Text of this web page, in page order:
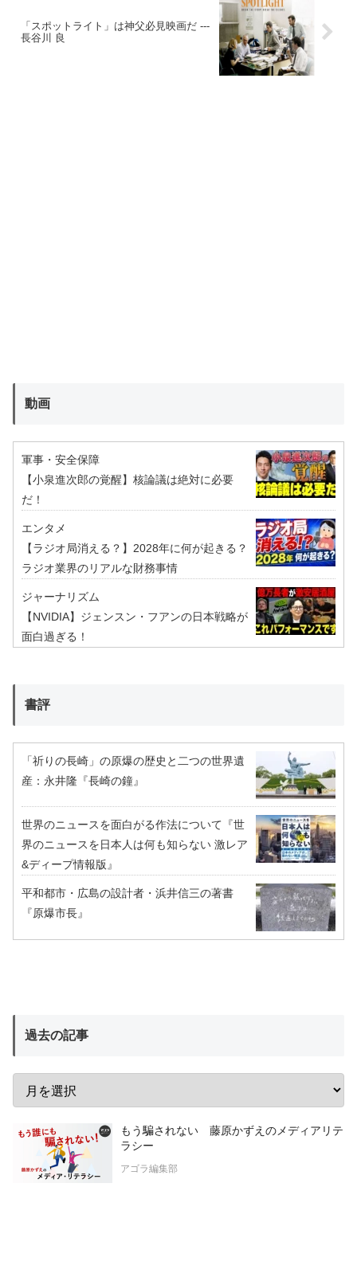
「スポットライト」は神父必見映画だ ---
長谷川 良
動画
軍事・安全保障
【小泉進次郎の覚醒】核論議は絶対に必要
だ！
エンタメ
【ラジオ局消える？】2028年に何が起きる？
ラジオ業界のリアルな財務事情
ジャーナリズム
【NVIDIA】ジェンスン・フアンの日本戦略が
面白過ぎる！
書評
「祈りの長崎」の原爆の歴史と二つの世界遺
産：永井隆『長崎の鐘』
世界のニュースを面白がる作法について『世
界のニュースを日本人は何も知らない 激レア
&ディープ情報版』
平和都市・広島の設計者・浜井信三の著書
『原爆市長』
過去の記事
もう騙されない 藤原かずえのメディアリテ
ラシー
アゴラ編集部